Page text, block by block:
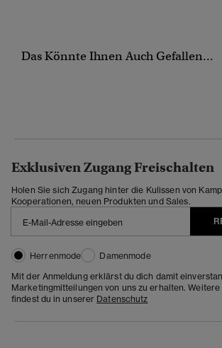
Das Könnte Ihnen Auch Gefallen...
Exklusiven Zugang Freischalten
Holen Sie sich Zugang hinter die Kulissen von
Kooperationen, neuen Produkten und Sales.
Herrenmode
Damenmode
Mit der Anmeldung erklärst du dich damit
Marketingmitteilungen von uns zu erhalten.
findest du in unserer Datenschutz